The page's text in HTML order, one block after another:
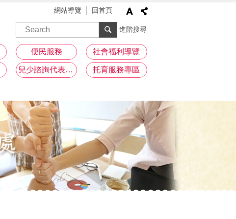
網站導覽 回首頁
進階搜尋
便民服務 社會福利導覽
兒少諮詢代表專區 托育服務專區